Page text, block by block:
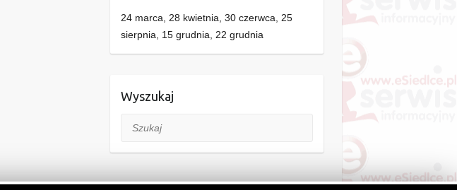
24 marca, 28 kwietnia, 30 czerwca, 25
sierpnia, 15 grudnia, 22 grudnia
Wyszukaj
Szukaj